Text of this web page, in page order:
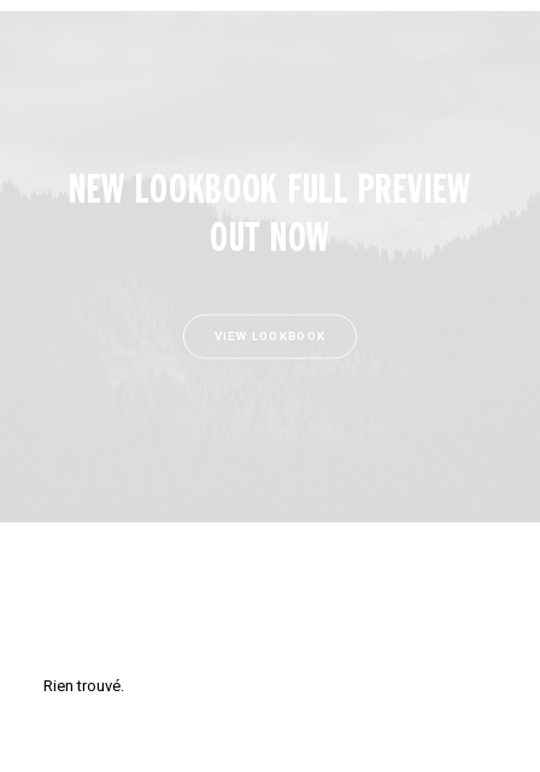
NEW LOOKBOOK FULL PREVIEW
OUT NOW
VIEW LOOKBOOK
Rien trouvé.